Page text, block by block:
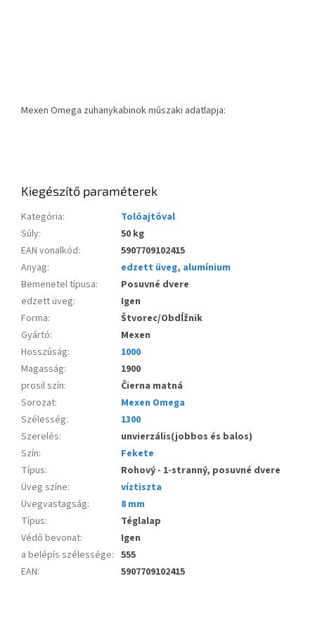
Mexen Omega zuhanykabinok műszaki adatlapja:
Kiegészítő paraméterek
Kategória:
Tolóajtóval
Súly:
50 kg
EAN vonalkód:
5907709102415
Anyag: edzett üveg, alumínium
Bemenetel típusa:
Posuvné dvere
edzett üveg:
Igen
Forma:
Štvorec/Obdĺžnik
Gyártó:
Mexen
Hosszúság:
1000
Magasság:
1900
prosil szín:
Čierna matná
Sorozat:
Mexen Omega
Szélesség:
1300
Szerelés:
unvierzális(jobbos és balos)
Szín:
Fekete
Típus:
Rohový - 1-stranný, posuvné dvere
Üveg színe:
víztiszta
Üvegvastagság:
8 mm
Típus:
Téglalap
Védő bevonat:
Igen
a belépís szélessége: 555
EAN: 5907709102415